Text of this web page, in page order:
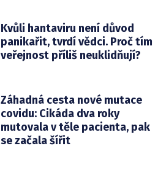
Kvůli hantaviru není důvod
panikařit, tvrdí vědci. Proč tím
veřejnost příliš neuklidňují?
Záhadná cesta nové mutace
covidu: Cikáda dva roky
mutovala v těle pacienta, pak
se začala šířit